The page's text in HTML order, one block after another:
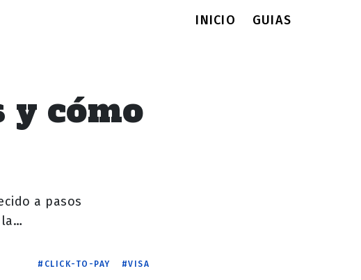
INICIO GUIAS
y cómo
a pasos
la…
CLICK-TO-PAY VISA